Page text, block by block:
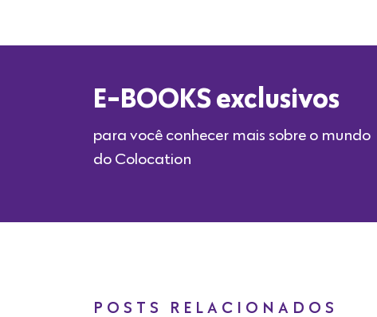
E-BOOKS exclusivos
para você conhecer mais sobre o mundo
do Colocation
POSTS RELACIONADOS